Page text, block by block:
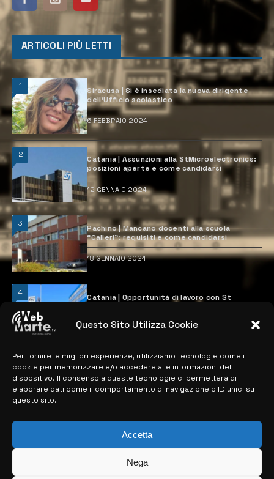
Questo Sito Utilizza Cookie
Per fornire le migliori esperienze, utilizziamo tecnologie come i
cookie per memorizzare e/o accedere alle informazioni del
dispositivo. Il consenso a queste tecnologie ci permetterà di
elaborare dati come il comportamento di navigazione o ID unici su
questo sito.
Accetta
Nega
ARTICOLI PIÙ LETTI
1
Siracusa | Si è insediata la nuova dirigente
dell’Ufficio scolastico
6 FEBBRAIO 2024
2
Catania | Assunzioni alla StMicroelectronics:
posizioni aperte e come candidarsi
12 GENNAIO 2024
3
Pachino | Mancano docenti alla scuola
“Calleri”: requisiti e come candidarsi
18 GENNAIO 2024
4
Catania | Opportunità di lavoro con St
28 MARZO 2024
MAPPA DEL SITO
> NOTIZIE
> CONTATTI